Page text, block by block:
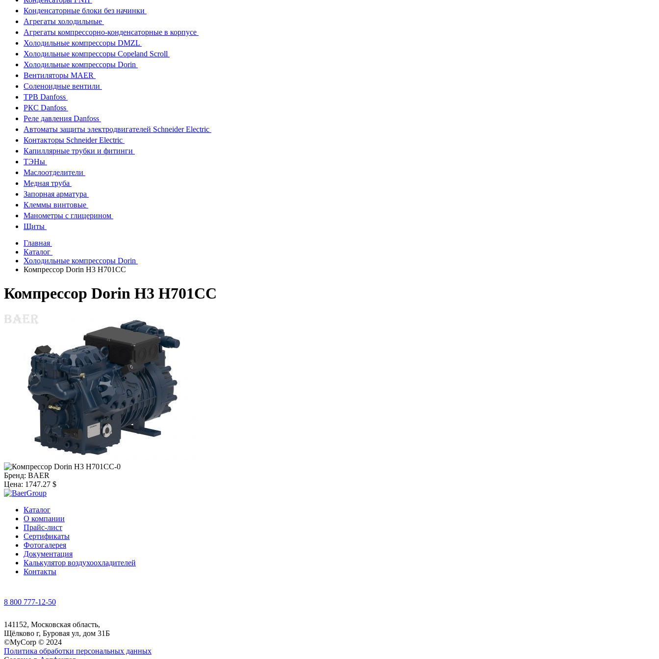
Конденсаторные блоки без начинки
Агрегаты холодильные
Агрегаты компрессорно-конденсаторные в корпусе
Холодильные компрессоры DMZL
Холодильные компрессоры Copeland Scroll
Холодильные компрессоры Dorin
Вентиляторы MAER
Соленоидные вентили
ТРВ Danfoss
РКС Danfoss
Реле давления Danfoss
Автоматы защиты электродвигателей Schneider Electric
Контакторы Schneider Electric
Капиллярные трубки и фитинги
ТЭНы
Маслоотделители
Медная труба
Запорная арматура
Клеммы винтовые
Манометры с глицерином
Щиты
Главная
Каталог
Холодильные компрессоры Dorin
Компрессор Dorin H3 H701CC
Компрессор Dorin H3 H701CC
Бренд: BAER
Цена: 1747.27 $
Каталог
О компании
Прайс-лист
Сертификаты
Фотогалерея
Документация
Калькулятор воздухоохладителей
Контакты
8 800 777-12-50
141152, Московская область,
Щёлково г, Буровая ул, дом 31Б
©MyCorp © 2024
Политика обработки персональных данных